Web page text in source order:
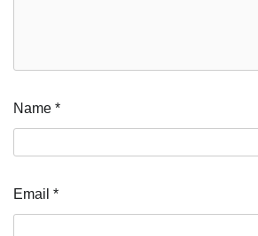
Name *
Email *